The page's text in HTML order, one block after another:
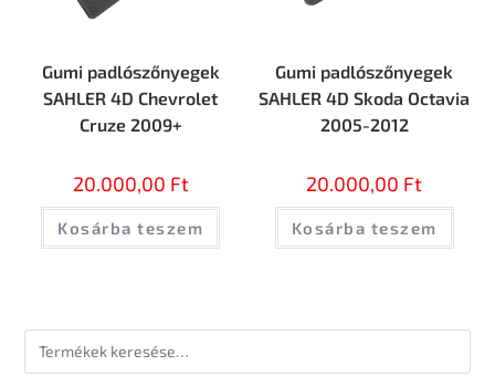
Gumi padlószőnyegek
SAHLER 4D Chevrolet
Cruze 2009+
20.000,00 Ft
Kosárba teszem
Gumi padlószőnyegek
SAHLER 4D Skoda Octavia
2005-2012
20.000,00 Ft
Kosárba teszem